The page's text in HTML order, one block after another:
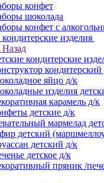
конфет
шоколада
конфет с
изделия
Назад
кондитерские
кондитерский
яйцо д/к
изделия
карамель д/к
детские д/к
мармелад
детский
детский д/к
детское д/к
пряник /